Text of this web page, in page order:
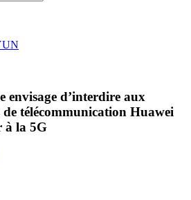
envisage d’interdire aux
de télécommunication Huawei
à la 5G